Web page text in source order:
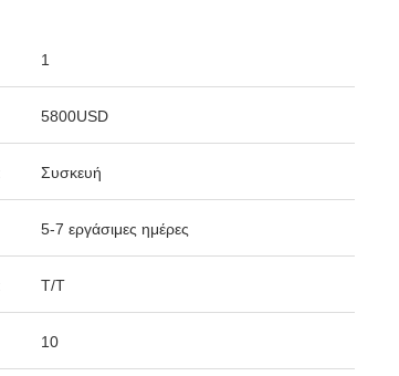
1
5800USD
Συσκευή
5-7 εργάσιμες ημέρες
Τ/Τ
10